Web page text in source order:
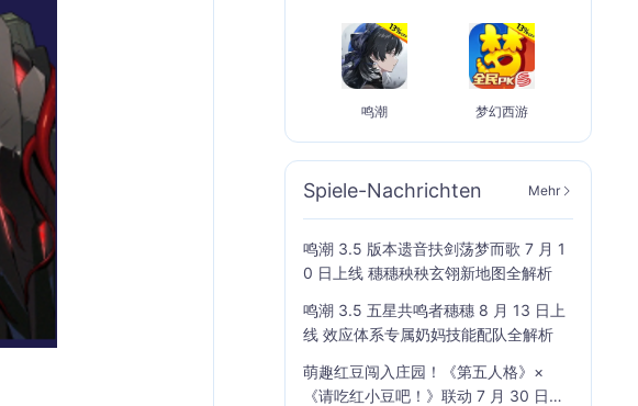
鸣潮 梦幻西游
Spiele-Nachrichten Mehr
鸣潮 3.5 版本遗音扶剑荡梦而歌 7 月 1
0 日上线 穗穗秧秧玄翎新地图全解析
鸣潮 3.5 五星共鸣者穗穗 8 月 13 日上
线 效应体系专属奶妈技能配队全解析
萌趣红豆闯入庄园！《第五人格》×
《请吃红小豆吧！》联动 7 月 30 日开